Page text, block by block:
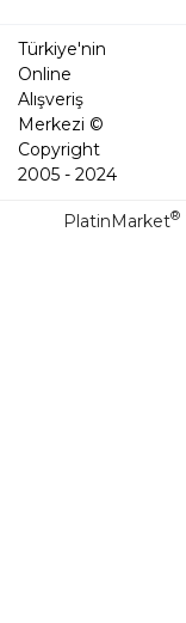
Türkiye'nin
Online
Alışveriş
Merkezi ©
Copyright
2005 - 2024
PlatinMarket®